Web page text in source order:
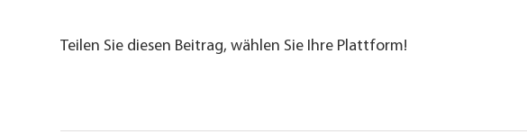
Teilen Sie diesen Beitrag, wählen Sie Ihre Plattform!